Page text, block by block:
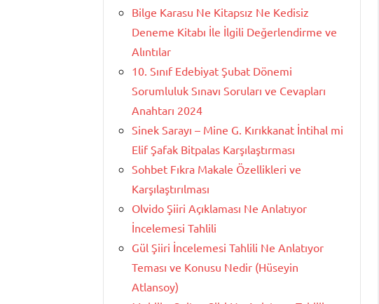
Bilge Karasu Ne Kitapsız Ne Kedisiz
Deneme Kitabı İle İlgili Değerlendirme ve
Alıntılar
10. Sınıf Edebiyat Şubat Dönemi
Sorumluluk Sınavı Soruları ve Cevapları
Anahtarı 2024
Sinek Sarayı – Mine G. Kırıkkanat İntihal mi
Elif Şafak Bitpalas Karşılaştırması
Sohbet Fıkra Makale Özellikleri ve
Karşılaştırılması
Olvido Şiiri Açıklaması Ne Anlatıyor
İncelemesi Tahlili
Gül Şiiri İncelemesi Tahlili Ne Anlatıyor
Teması ve Konusu Nedir (Hüseyin
Atlansoy)